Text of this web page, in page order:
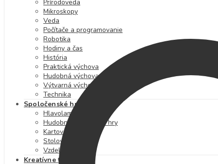
Prírodoveda
Mikroskopy
Veda
Počítače a programovanie
Robotika
Hodiny a čas
História
Praktická výchova
Hudobná výchova
Výtvarná výchova
Technika
Spoločenské hry
Hlavolamy
Hudobné a výtvarné hry
Kartové hry
Stolové hry
Vzdelávacie hry
Kreatívne tvorenie